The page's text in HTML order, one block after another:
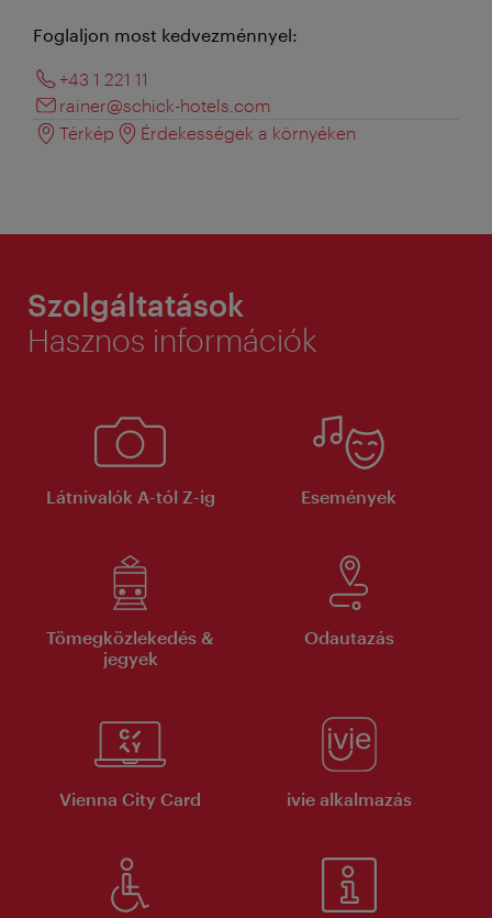
Foglaljon most kedvezménnyel:
+43 1 221 11
rainer@schick-hotels.com
Térkép
Érdekességek a környéken
Szolgáltatások
Hasznos információk
Látnivalók A-tól Z-ig Események
Tömegközlekedés &
jegyek
Odautazás
Vienna City Card ivie alkalmazás